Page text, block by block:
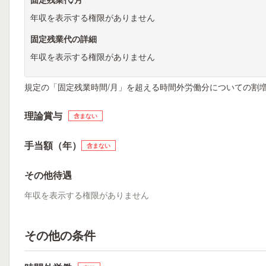
年収を表示する権限がありません
固定残業代の詳細
年収を表示する権限がありません
規定の「固定残業時間/月」を超える時間外労働分についての割
理論賞与 含まない
手当額（年） 含まない
その他待遇
年収を表示する権限がありません
その他の条件